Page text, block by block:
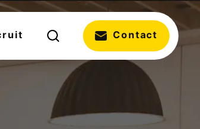
Contact